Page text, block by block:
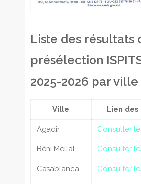
Liste des résultats
présélection
2025-2026 par ville
Ville Lien
Agadir Consulter
Béni Mellal Consulter
Casablanca Consulter